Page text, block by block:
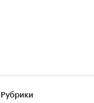
Рубрики